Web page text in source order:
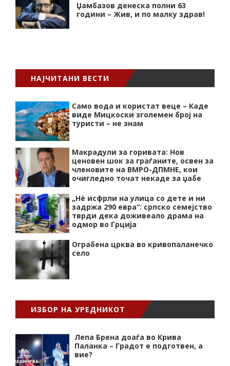
Џамбазов денеска полни 63
години – Жив, и по малку здрав!
НАЈЧИТАНИ ВЕСТИ
Само вода и користат веце – Каде
виде Мицкоски зголемен број на
туристи – не знам
Макрадули за горивата: Нов
ценовен шок за граѓаните, освен за
членовите на ВМРО-ДПМНЕ, кои
очигледно точат некаде за џабе
„Нѐ исфрли на улица со дете и ни
задржа 290 евра“: српско семејство
тврди дека доживеало драма на
одмор во Грција
Ограбена црква во кривопаланечко
село
ИЗБОР НА УРЕДНИКОТ
Лепа Брена доаѓа во Крива
Паланка – Градот е подготвен, а
вие?